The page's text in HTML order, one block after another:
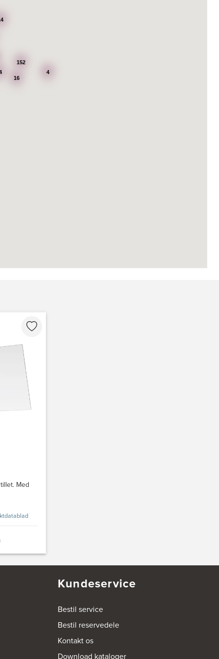
152
16
4
Med
Kundeservice
Bestil service
Bestil reservedele
Kontakt os
Download kataloger